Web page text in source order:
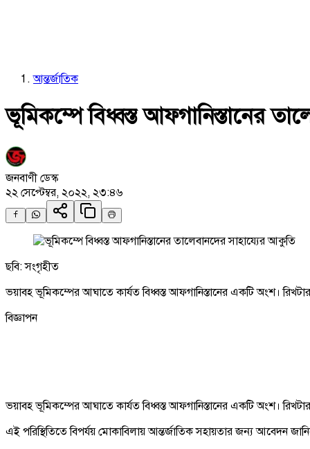
আন্তর্জাতিক
ভূমিকম্পে বিধ্বস্ত আফগানিস্তানের
জনবাণী ডেস্ক
২২ সেপ্টেম্বর, ২০২২, ২৩:৪৬
ছবি: সংগৃহীত
ভয়াবহ ভূমিকম্পের আঘাতে কার্যত বিধ্বস্ত আফগানিস্তানের একটি অংশ।
বিজ্ঞাপন
ভয়াবহ ভূমিকম্পের আঘাতে কার্যত বিধ্বস্ত আফগানিস্তানের একটি অংশ।
এই পরিস্থিতিতে বিপর্যয় মোকাবিলায় আন্তর্জাতিক সহায়তার জন্য আবেদন